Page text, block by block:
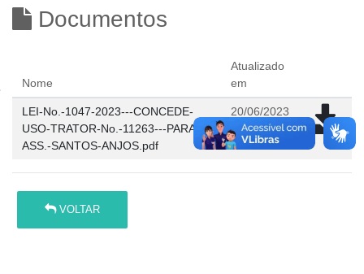
Documentos
Nome
Atualizado
em
LEI-No.-1047-2023---CONCEDE-
USO-TRATOR-No.-11263---PARA-
ASS.-SANTOS-ANJOS.pdf
20/06/2023
11:30
VOLTAR